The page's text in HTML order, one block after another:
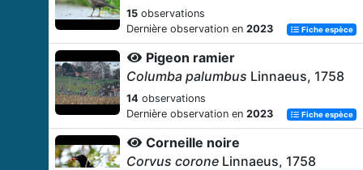
15 observations
Dernière observation en 2023 Fiche espèce
Pigeon ramier
Columba palumbus Linnaeus, 1758
14 observations
Dernière observation en 2023 Fiche espèce
Corneille noire
Corvus corone Linnaeus, 1758